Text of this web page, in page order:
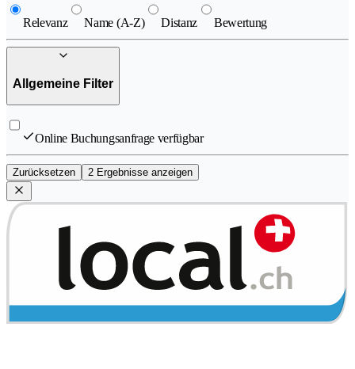
Relevanz Name (A-Z) Distanz Bewertung
Allgemeine Filter
Online Buchungsanfrage verfügbar
Zurücksetzen 2 Ergebnisse anzeigen